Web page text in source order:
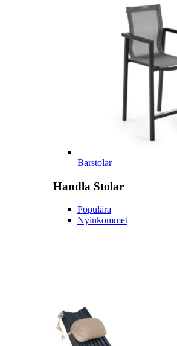
Barstolar
Handla Stolar
Populära
Nyinkommet